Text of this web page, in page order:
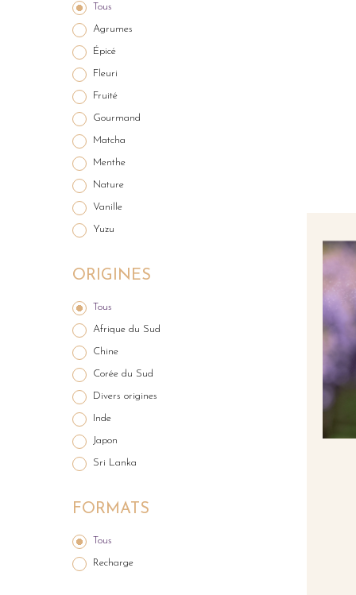
Tous
Agrumes
Épicé
Fleuri
Fruité
Gourmand
Matcha
Menthe
Nature
Vanille
Yuzu
ORIGINES
Tous
Afrique du Sud
Chine
Corée du Sud
Divers origines
Inde
Japon
Sri Lanka
FORMATS
Tous
Recharge